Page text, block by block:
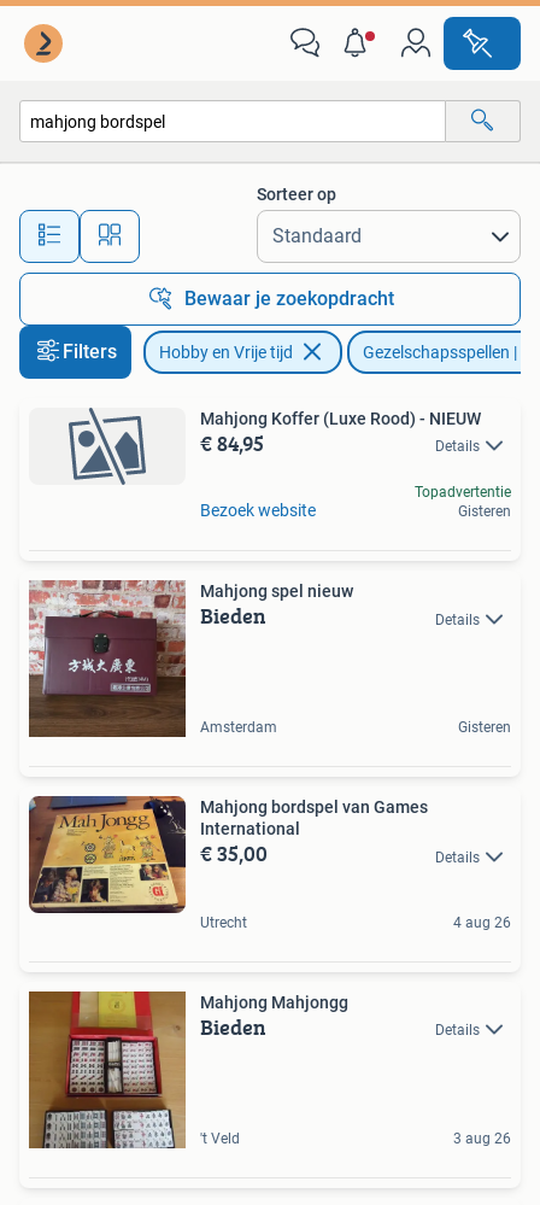
Alle afstanden…
Sorteer op
Bewaar je zoekopdracht
Filters Hobby en Vrije tijd Gezelschapsspellen |
Mahjong Koffer (Luxe Rood) - NIEUW
€ 84,95 Details
Bezoek website
Topadvertentie
Gisteren
Mahjong spel nieuw
Bieden Details
Amsterdam Gisteren
Mahjong bordspel van Games
International
€ 35,00 Details
Utrecht 4 aug 26
Mahjong Mahjongg
Bieden Details
't Veld 3 aug 26